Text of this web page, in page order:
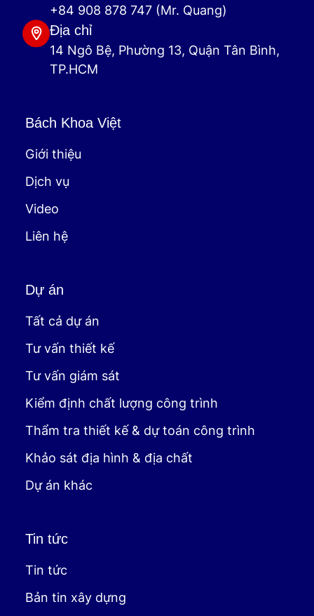
+84 908 878 747 (Mr. Quang)
Địa chỉ
14 Ngô Bệ, Phường 13, Quận Tân Bình,
TP.HCM
Bách Khoa Việt
Giới thiệu
Dịch vụ
Video
Liên hệ
Dự án
Tất cả dự án
Tư vấn thiết kế
Tư vấn giám sát
Kiểm định chất lượng công trình
Thẩm tra thiết kế & dự toán công trình
Khảo sát địa hình & địa chất
Dự án khác
Tin tức
Tin tức
Bản tin xây dựng